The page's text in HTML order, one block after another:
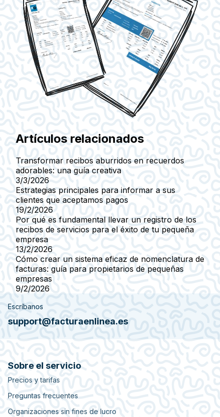
Artículos relacionados
Transformar recibos aburridos en recuerdos
adorables: una guía creativa
3/3/2026
Estrategias principales para informar a sus
clientes que aceptamos pagos
19/2/2026
Por qué es fundamental llevar un registro de los
recibos de servicios para el éxito de tu pequeña
empresa
13/2/2026
Cómo crear un sistema eficaz de nomenclatura de
facturas: guía para propietarios de pequeñas
empresas
9/2/2026
Escríbanos
support@facturaenlinea.es
Sobre el servicio
Precios y tarifas
Preguntas frecuentes
Organizaciones sin fines de lucro